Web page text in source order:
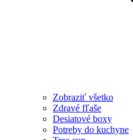
Zobraziť všetko
Zdravé fľaše
Desiatové boxy
Potreby do kuchyne